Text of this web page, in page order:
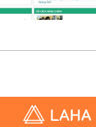
XEM THỰC TẾ